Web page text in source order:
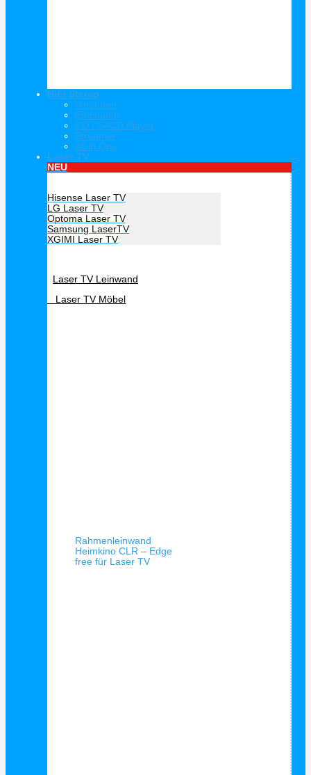
HiFi Stereo
Vorstufen
Endstufen
CD / SACD Player
Streamer
All in One
Laser TV
NEU
Hisense Laser TV
LG Laser TV
Optoma Laser TV
Samsung LaserTV
XGIMI Laser TV
Laser TV Leinwand
Laser TV Möbel
Rahmenleinwand
Heimkino CLR – Edge
free für Laser TV